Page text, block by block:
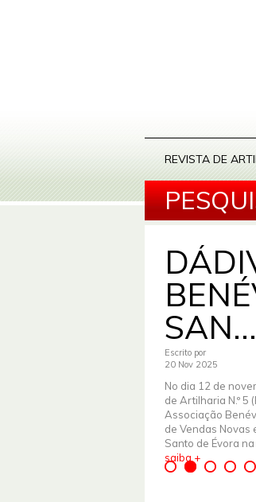
REVISTA DE
SAN...
Escrito por
20 Nov 2025
No dia 12 de
de Artilharia N.º 5
Associação
de Vendas Novas
Santo de Évora na
saiba +